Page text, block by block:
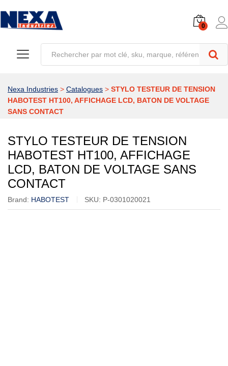
0
Nexa Industries > Catalogues > STYLO TESTEUR DE TENSION
HABOTEST HT100, AFFICHAGE LCD, BATON DE VOLTAGE
SANS CONTACT
STYLO TESTEUR DE TENSION
HABOTEST HT100, AFFICHAGE
LCD, BATON DE VOLTAGE SANS
CONTACT
Brand: HABOTEST SKU: P-0301020021